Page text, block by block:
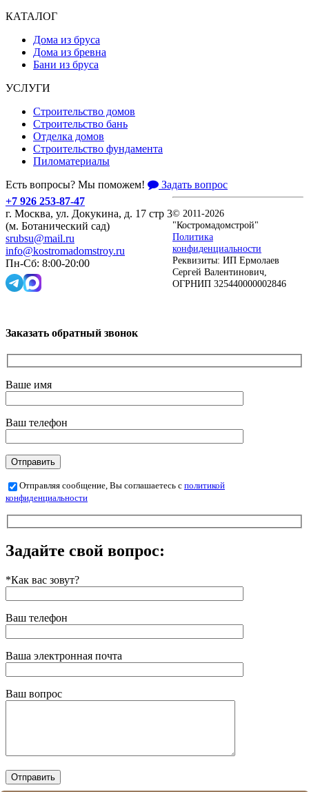
КАТАЛОГ
Дома из бруса
Дома из бревна
Бани из бруса
УСЛУГИ
Строительство домов
Строительство бань
Отделка домов
Строительство фундамента
Пиломатериалы
Есть вопросы? Мы поможем!
Задать вопрос
+7 926 253-87-47
г. Москва, ул. Докукина, д. 17 стр 3
(м. Ботанический сад)
srubsu@mail.ru
info@kostromadomstroy.ru
Пн-Сб: 8:00-20:00
© 2011-2026
"Костромадомстрой"
Политика
конфиденциальности
Реквизиты: ИП Ермолаев
Сергей Валентинович,
ОГРНИП 325440000002846
Заказать обратный звонок
Ваше имя
Ваш телефон
Отправляя сообщение, Вы соглашаетесь с политикой
конфиденциальности
Задайте свой вопрос:
*Как вас зовут?
Ваш телефон
Ваша электронная почта
Ваш вопрос